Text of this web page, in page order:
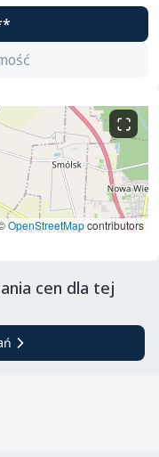
OpenStreetMapcontributors
cen dla tej